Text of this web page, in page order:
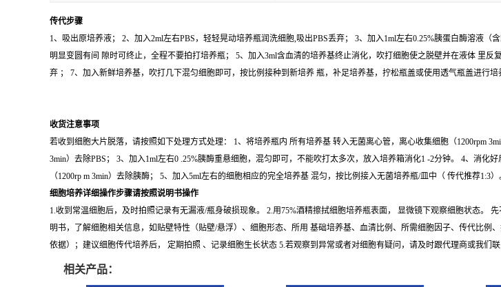
传代步骤
1、吸出原培养液； 2、加入2ml左右PBS，轻轻晃动培养瓶润洗细胞,吸出PBS丢弃； 3、加入1ml左右0.25%胰蛋白酶溶液
明显变圆有间 隙时可终止，全程不要拍打培养瓶； 5、加入3ml含血清的培养基终止消化，吹打细胞使之脱壁并在液体 里
弃 ； 7、加入新鲜培养基，吹打几下混匀细胞即可，按比例接种到新培养 瓶，补足培养基，拧松瓶盖或使用透气瓶盖进行培
收货注意事项
若收到细胞大片脱落，请按照如下处理方式处理： 1、将培养瓶内 所有培养基 转入无菌离心管，离心收集细胞（1200rpm
3min）去除PBS； 3、加入1ml左右0 .25%胰酶重悬细胞，混匀即可，不能吹打太多次，放入培养箱消化1 -2分钟。 4、消
（1200rp m 3min）去除胰酶； 5、加入5ml左右的细胞相应的完全培养基 混匀，按比例接入无菌培养瓶/皿中（ 传代推荐1:3）
细胞培养详细操作步骤请按照说明书操作
1.收到常温细胞后，及时拍照记录有无漏液/瓶身破损现象。 2.用75%酒精擦拭细胞培养瓶表面， 显微镜下观察细胞状态。
明书，了解细胞相关信息，如贴壁特性（贴壁/悬浮）、细胞形态、所用 基础培养基、血清比例、所需细胞因子、传代比
依据）；建议细胞传代培养后， 定期拍照 、记录细胞生长状态 5.若观察到异常或者对细胞有疑问，请及时跟代理商或我们
相关产品：